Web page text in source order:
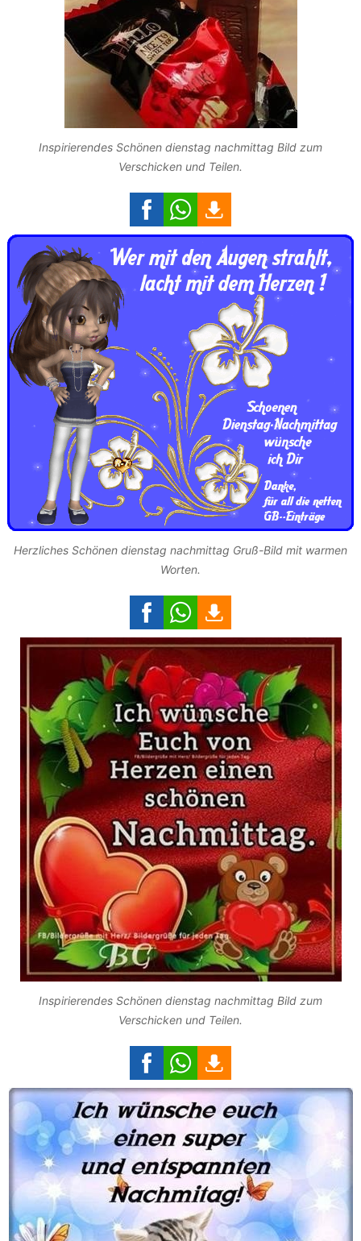
Inspirierendes Schönen dienstag nachmittag Bild zum
Verschicken und Teilen.
Herzliches Schönen dienstag nachmittag Gruß-Bild mit warmen
Worten.
Inspirierendes Schönen dienstag nachmittag Bild zum
Verschicken und Teilen.